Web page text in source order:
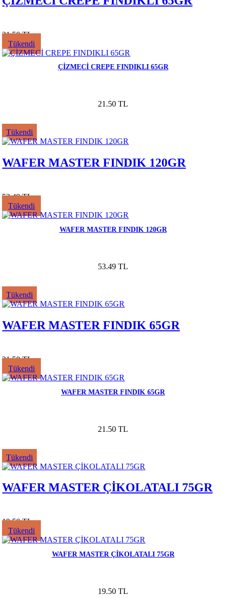
21.50 TL
Tükendi
ÇİZMECİ CREPE FINDIKLI 65GR
21.50 TL
Tükendi
WAFER MASTER FINDIK 120GR
53.49 TL
Tükendi
WAFER MASTER FINDIK 120GR
53.49 TL
Tükendi
WAFER MASTER FINDIK 65GR
21.50 TL
Tükendi
WAFER MASTER FINDIK 65GR
21.50 TL
Tükendi
WAFER MASTER ÇİKOLATALI 75GR
19.50 TL
Tükendi
WAFER MASTER ÇİKOLATALI 75GR
19.50 TL